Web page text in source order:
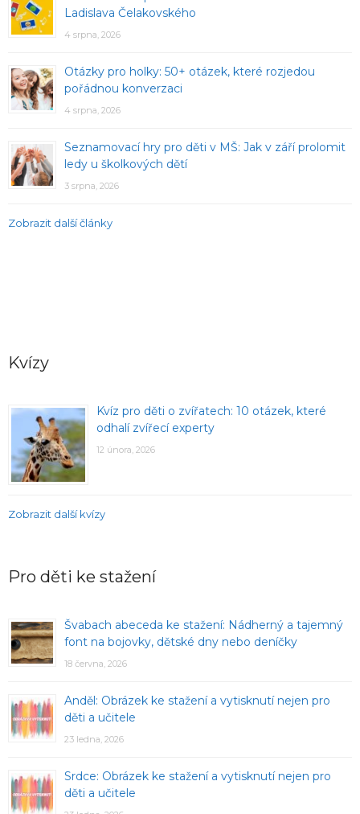
Ladislava Čelakovského
4 srpna, 2026
Otázky pro holky: 50+ otázek, které rozjedou
pořádnou konverzaci
4 srpna, 2026
Seznamovací hry pro děti v MŠ: Jak v září prolomit
ledy u školkových dětí
3 srpna, 2026
Zobrazit další články
Kvízy
Kvíz pro děti o zvířatech: 10 otázek, které
odhalí zvířecí experty
12 února, 2026
Zobrazit další kvízy
Pro děti ke stažení
Švabach abeceda ke stažení: Nádherný a tajemný
font na bojovky, dětské dny nebo deníčky
18 června, 2026
Anděl: Obrázek ke stažení a vytisknutí nejen pro
děti a učitele
23 ledna, 2026
Srdce: Obrázek ke stažení a vytisknutí nejen pro
děti a učitele